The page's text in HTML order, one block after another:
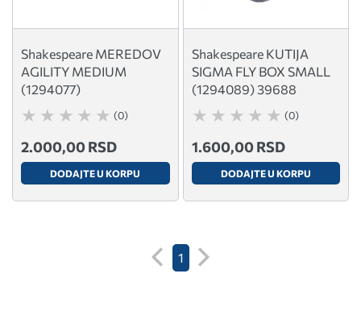
Shakespeare MEREDOV
AGILITY MEDIUM
(1294077)
(0)
2.000,00 RSD
DODAJTE U KORPU
Shakespeare KUTIJA
SIGMA FLY BOX SMALL
(1294089) 39688
(0)
1.600,00 RSD
DODAJTE U KORPU
1